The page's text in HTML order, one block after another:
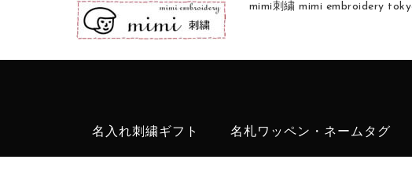
mimi刺繍 mimi embroidery
名入れ刺繍ギフト 名札ワッペン・ネームタグ